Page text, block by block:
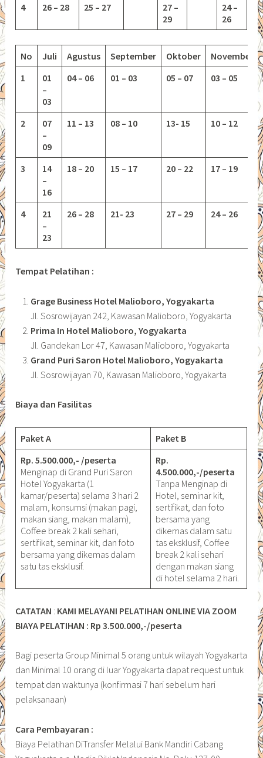
4
26 – 28 25 – 27
27 –
29
24 –
26
No Juli Agustus September Oktober
November
1
01
–
03
04 – 06 01 – 03 05 – 07 03 – 05
2
07
–
09
11 – 13 08 – 10 13- 15 10 – 12
3
14
–
16
18 – 20 15 – 17 20 – 22 17 – 19
4
21
–
23
26 – 28 21- 23 27 – 29 24 – 26
Tempat Pelatihan :
Grage Business Hotel Malioboro, Yogyakarta
Jl. Sosrowijayan 242, Kawasan Malioboro, Yogyakarta
Prima In Hotel Malioboro, Yogyakarta
Jl. Gandekan Lor 47, Kawasan Malioboro, Yogyakarta
Grand Puri Saron Hotel Malioboro, Yogyakarta
Jl. Sosrowijayan 70, Kawasan Malioboro, Yogyakarta
Biaya dan Fasilitas
Paket A
Paket B
Rp. 5.500.000,- /peserta
Menginap di Grand Puri Saron
Hotel Yogyakarta (1
kamar/peserta) selama 3 hari 2
malam, konsumsi (makan pagi,
makan siang, makan malam),
Coffee break 2 kali sehari,
sertifikat, seminar kit, dan foto
bersama yang dikemas dalam
satu tas eksklusif.
Rp.
4.500.000,-/peserta
Tanpa Menginap di
Hotel, seminar kit,
sertifikat, dan foto
bersama yang
dikemas dalam satu
tas eksklusif, Coffee
break 2 kali sehari
dengan makan siang
di hotel selama 2 hari.
CATATAN : KAMI MELAYANI PELATIHAN ONLINE VIA ZOOM
BIAYA PELATIHAN : Rp 3.500.000,-/peserta
Bagi peserta Group Minimal 5 orang untuk wilayah Yogyakarta
dan Minimal 10 orang di luar Yogyakarta dapat request untuk
tempat dan waktunya (konfirmasi 7 hari sebelum hari
pelaksanaan)
Cara Pembayaran :
Biaya Pelatihan DiTransfer Melalui Bank Mandiri Cabang